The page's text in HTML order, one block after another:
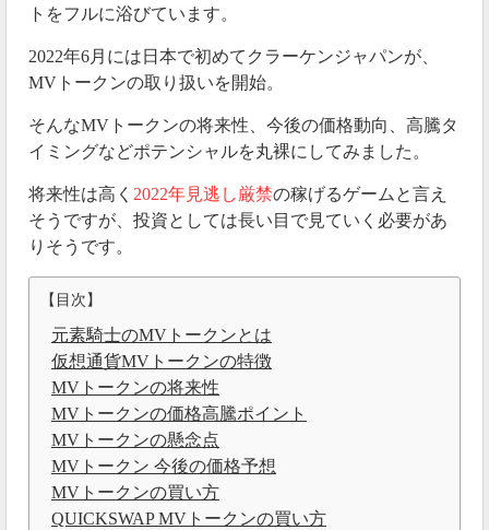
トをフルに浴びています。
2022年6月には日本で初めてクラーケンジャパンが、
MVトークンの取り扱いを開始。
そんなMVトークンの将来性、今後の価格動向、高騰タ
イミングなどポテンシャルを丸裸にしてみました。
将来性は高く 2022年見逃し厳禁の稼げるゲームと言え
そうですが、投資としては長い目で見ていく必要があ
りそうです。
【目次】
元素騎士のMVトークンとは
仮想通貨MVトークンの特徴
MVトークンの将来性
MVトークンの価格高騰ポイント
MVトークンの懸念点
MVトークン 今後の価格予想
MVトークンの買い方
QUICKSWAP MVトークンの買い方